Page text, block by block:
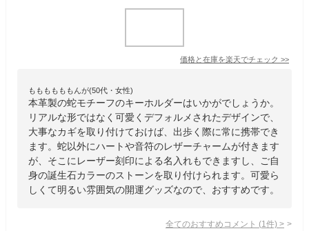
価格と在庫を楽天でチェック >>
ももももももんが(50代・女性)
本革製の蛇モチーフのキーホルダーはいかがでしょうか。
リアルな形ではなく可愛くデフォルメされたデザインで、
大事なカギを取り付けておけば、出歩く際に常に携帯でき
ます。蛇以外にハートや音符のレザーチャームが付きます
が、そこにレーザー刻印による名入れもできますし、ご自
身の誕生石カラーのストーンを取り付けられます。可愛ら
しくて明るい雰囲気の開運グッズなので、おすすめです。
全てのおすすめコメント (1 件) >